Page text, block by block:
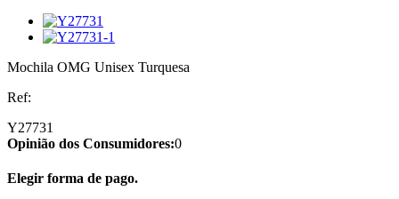
Mochila OMG Unisex Turquesa
Ref:
Y27731
Opinião dos Consumidores:0
Elegir forma de pago.